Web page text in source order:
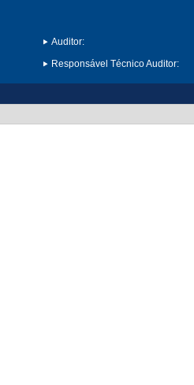
Auditor:
Responsável Técnico Auditor: